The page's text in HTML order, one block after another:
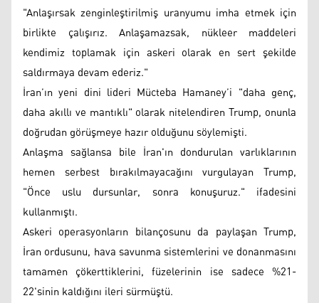
"Anlaşırsak zenginleştirilmiş uranyumu imha etmek için
birlikte çalışırız. Anlaşamazsak, nükleer maddeleri
kendimiz toplamak için askeri olarak en sert şekilde
saldırmaya devam ederiz."
İran’ın yeni dini lideri Mücteba Hamaney’i "daha genç,
daha akıllı ve mantıklı" olarak nitelendiren Trump, onunla
doğrudan görüşmeye hazır olduğunu söylemişti.
Anlaşma sağlansa bile İran'ın dondurulan varlıklarının
hemen serbest bırakılmayacağını vurgulayan Trump,
"Önce uslu dursunlar, sonra konuşuruz." ifadesini
kullanmıştı.
Askeri operasyonların bilançosunu da paylaşan Trump,
İran ordusunu, hava savunma sistemlerini ve donanmasını
tamamen çökerttiklerini, füzelerinin ise sadece %21-
22'sinin kaldığını ileri sürmüştü.